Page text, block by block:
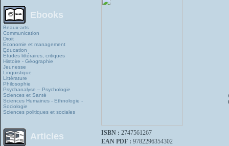
Ebooks
Beaux-arts
Communication
Droit
Economie et management
Education
Études littéraires, critiques
Histoire - Géographie
Jeunesse
Linguistique
Littérature
Philosophie
Psychanalyse – Psychologie
Sciences et Santé
Sciences Humaines - Ethnologie -
Sociologie
Sciences politiques et sociales
Articles ISBN : 2747561267
EAN PDF : 9782296354302